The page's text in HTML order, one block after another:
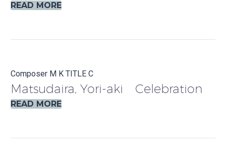
READ MORE
Composer M K TITLE C
Matsudaira, Yori-aki Celebration
READ MORE